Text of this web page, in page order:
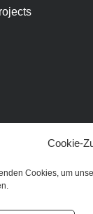
Cookie-
Cookies, um